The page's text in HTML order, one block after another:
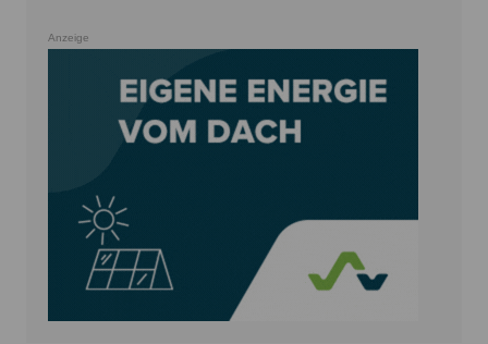
Anzeige